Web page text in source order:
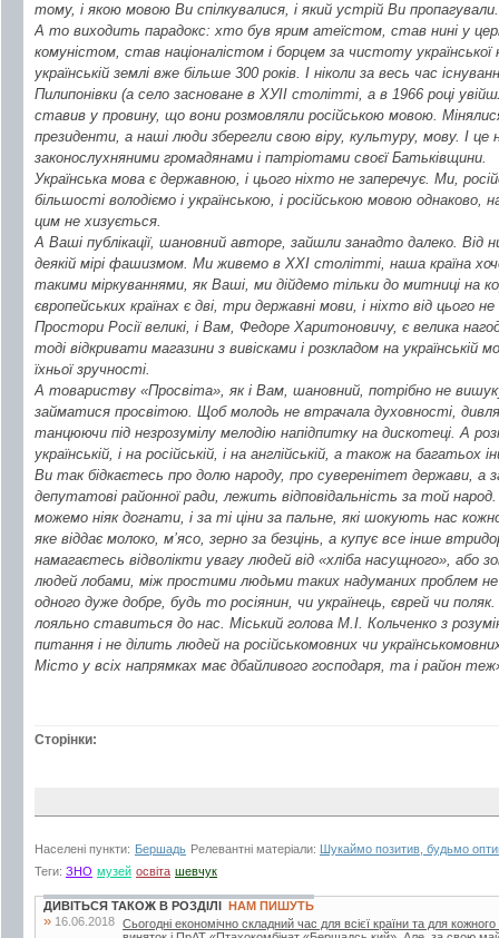
тому, і якою мовою Ви спілкувалися, і який устрій Ви пропагували.
А то виходить парадокс: хто був ярим атеїстом, став нині у
комуністом, став націоналістом і борцем за чистоту
українській землі вже більше 300 років. І ніколи за весь час
Пилипонівки (а село засноване в ХУІІ столітті, а в 1966 році
ставив у провину, що вони розмовляли російською мовою.
президенти, а наші люди зберегли свою віру, культуру, мову. І
законослухняними громадянами і патріотами своєї Батьківщини.
Українська мова є державною, і цього ніхто не заперечує. Ми,
більшості володіємо і українською, і російською мовою однаково,
цим не хизується.
А Ваші публікації, шановний авторе, зайшли занадто далеко. Від
деякій мірі фашизмом. Ми живемо в ХХІ столітті, наша країна
такими міркуваннями, як Ваші, ми дійдемо тільки до митниці на
європейських країнах є дві, три державні мови, і ніхто від цього
Простори Росії великі, і Вам, Федоре Харитоновичу, є велика
тоді відкривати магазини з вивісками і розкладом на українській
їхньої зручності.
А товариству «Просвіта», як і Вам, шановний, потрібно не
займатися просвітою. Щоб молодь не втрачала духовності,
танцюючи під незрозумілу мелодію напідпитку на дискотеці. А
українській, і на російській, і на англійській, а також на багатьох
Ви так бідкаєтесь про долю народу, про суверенітет держави, а
депутатові районної ради, лежить відповідальність за той
можемо ніяк догнати, і за ті ціни за пальне, які шокують нас
яке віддає молоко, м’ясо, зерно за безцінь, а купує все інше
намагаєтесь відволікти увагу людей від «хліба насущного», або
людей лобами, між простими людьми таких надуманих проблем не
одного дуже добре, будь то росіянин, чи українець, єврей чи
лояльно ставиться до нас. Міський голова М.І. Кольченко з
питання і не ділить людей на російськомовних чи
Місто у всіх напрямках має дбайливого господаря, та і район
Сторінки:
Населені пункти: Бершадь Релевантні матеріали: Шукаймо позитив, будьмо
Теги: ЗНО музей освіта шевчук
ДИВІТЬСЯ ТАКОЖ В РОЗДІЛІ НАМ ПИШУТЬ
» 16.06.2018 Сьогодні економічно складний час для всієї країни та для